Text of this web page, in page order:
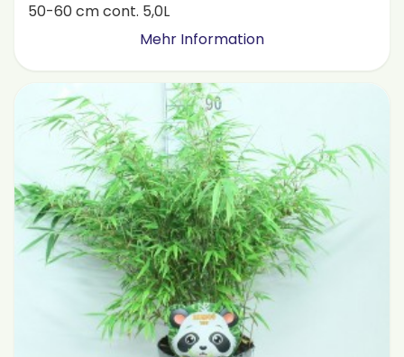
50-60 cm cont. 5,0L
Mehr Information